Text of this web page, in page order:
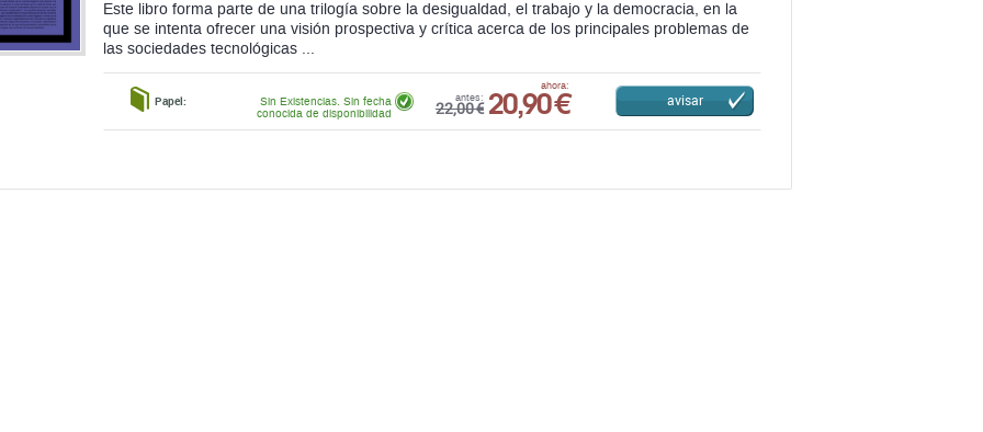
Este libro forma parte de una trilogía sobre la desigualdad, el trabajo y la democracia, en la
que se intenta ofrecer una visión prospectiva y crítica acerca de los principales problemas de
las sociedades tecnológicas ...
Papel: antes:
22,00 €
ahora:
20,90 €
Sin Existencias. Sin fecha
conocida de disponibilidad
avisar